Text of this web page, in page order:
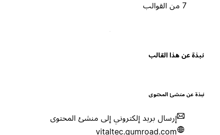
عن هذا القالب
عن منشئ المحتوى
إرسال بريد إلكتروني إلى منشئ المحتوى
vitaltec.gumroad.com